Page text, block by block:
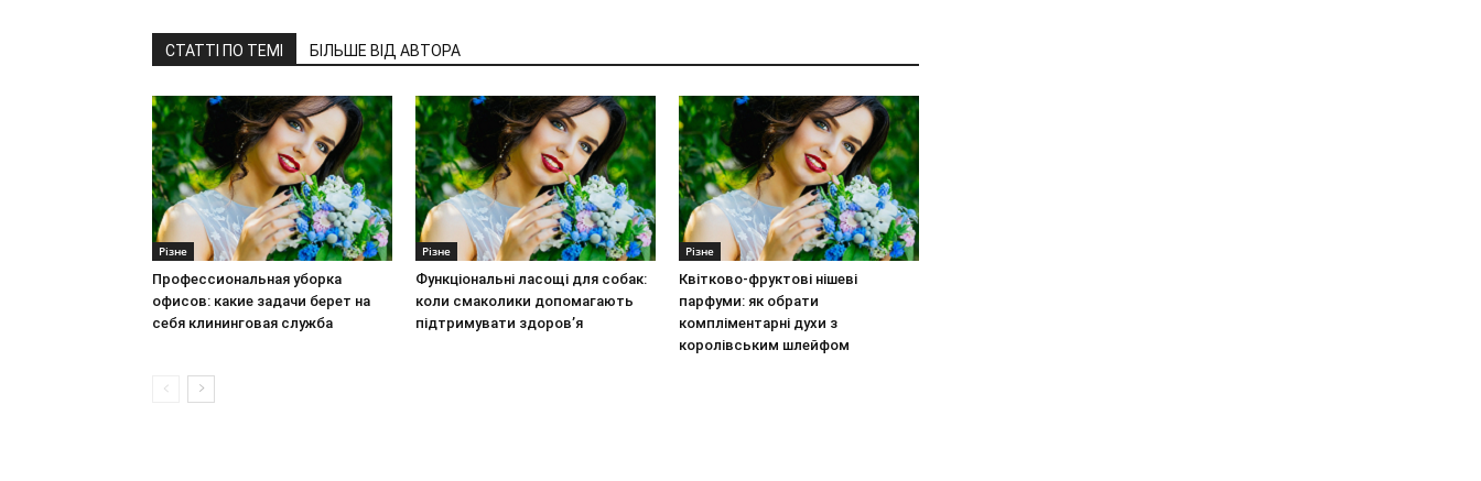
СТАТТІ ПО ТЕМІ БІЛЬШЕ ВІД АВТОРА
Різне
Профессиональная уборка
офисов: какие задачи берет на
себя клининговая служба
Різне
Функціональні ласощі для собак:
коли смаколики допомагають
підтримувати здоров’я
Різне
Квітково-фруктові нішеві
парфуми: як обрати
компліментарні духи з
королівським шлейфом